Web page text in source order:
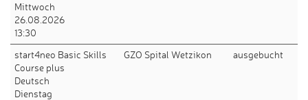
Mittwoch
26.08.2026
13:30
start4neo Basic Skills
Course plus
Deutsch
Dienstag
GZO Spital Wetzikon ausgebucht